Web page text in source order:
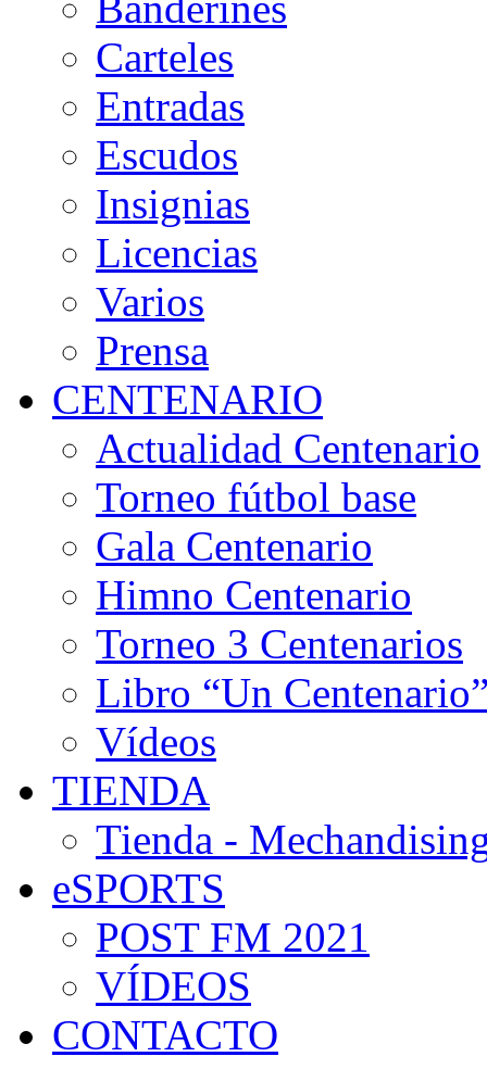
Carteles
Entradas
Escudos
Insignias
Licencias
Varios
Prensa
CENTENARIO
Actualidad Centenario
Torneo fútbol base
Gala Centenario
Himno Centenario
Torneo 3 Centenarios
Libro “Un
Vídeos
TIENDA
Tienda -
eSPORTS
POST FM 2021
VÍDEOS
CONTACTO